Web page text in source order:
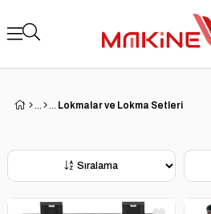
Lokmalar ve Lokma Setleri
Sıralama